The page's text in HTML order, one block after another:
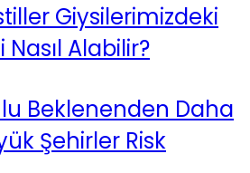
Giysilerimizdeki
Alabilir?
Beklenenden Daha
Şehirler Risk